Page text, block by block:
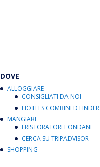
DOVE
ALLOGGIARE
CONSIGLIATI DA NOI
HOTELS COMBINED FINDER
MANGIARE
I RISTORATORI FONDANI
CERCA SU TRIPADVISOR
SHOPPING